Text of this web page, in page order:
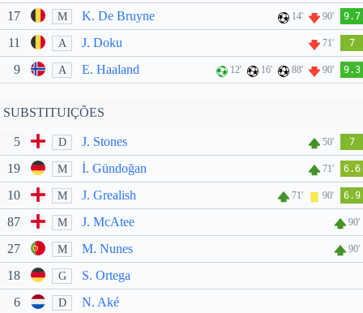
17 M K. De Bruyne 14' 90' 9.7
11 A J. Doku 71' 7
9 A E. Haaland 12' 16' 88' 90' 9.3
SUBSTITUIÇÕES
5 D J. Stones 50' 7
19 M İ. Gündoğan 71' 6.6
10 M J. Grealish 71' 90' 6.9
87 M J. McAtee 90'
27 M M. Nunes 90'
18 G
S. Ortega
6
D
N. Aké